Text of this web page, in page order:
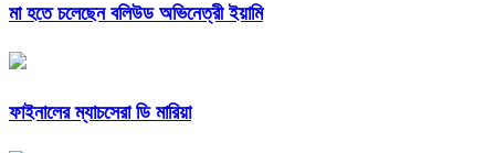
মা হতে চলেছেন বলিউড অভিনেত্রী ইয়ামি
ফাইনালের ম্যাচসেরা ডি মারিয়া